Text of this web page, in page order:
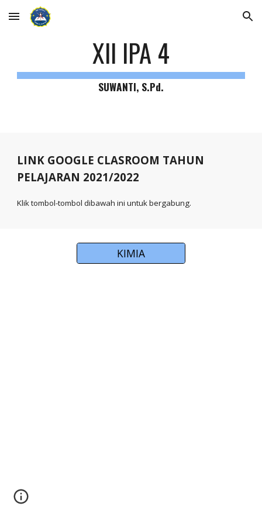
Skip to main content Skip to navigation
XII IPA 4
SUWANTI, S.Pd.
LINK GOOGLE CLASROOM TAHUN
PELAJARAN 2021/2022
Klik tombol-tombol dibawah ini untuk bergabung.
KIMIA